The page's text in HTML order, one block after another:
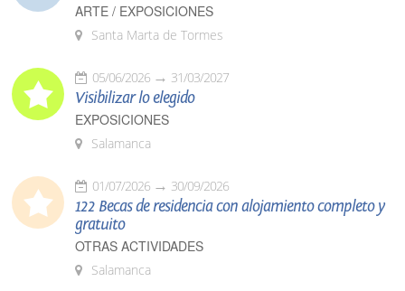
ARTE / EXPOSICIONES
Santa Marta de Tormes
05/06/2026 31/03/2027
Visibilizar lo elegido
EXPOSICIONES
Salamanca
01/07/2026 30/09/2026
122 Becas de residencia con alojamiento completo y
gratuito
OTRAS ACTIVIDADES
Salamanca